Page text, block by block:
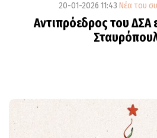
20-01-2026 11:43 Νέα του
Αντιπρόεδρος του ΔΣΑ